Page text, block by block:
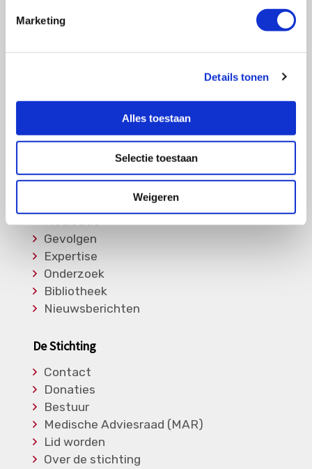
Marketing
Details tonen
Alles toestaan
Selectie toestaan
Weigeren
Ziektebeelden
EGPA
RCA
Overige Vasculitiden
Informatie
Soorten Vasculitis
Medicatie
Gevolgen
Expertise
Onderzoek
Bibliotheek
Nieuwsberichten
De Stichting
Contact
Donaties
Bestuur
Medische Adviesraad (MAR)
Lid worden
Over de stichting